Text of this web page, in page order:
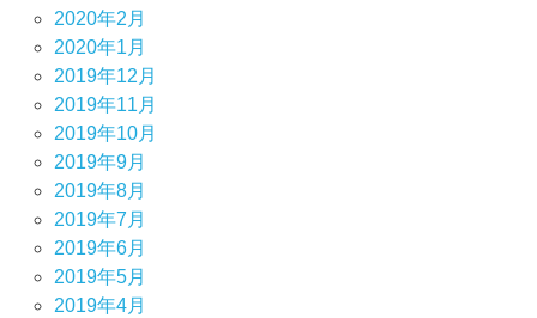
2020年2月
2020年1月
2019年12月
2019年11月
2019年10月
2019年9月
2019年8月
2019年7月
2019年6月
2019年5月
2019年4月